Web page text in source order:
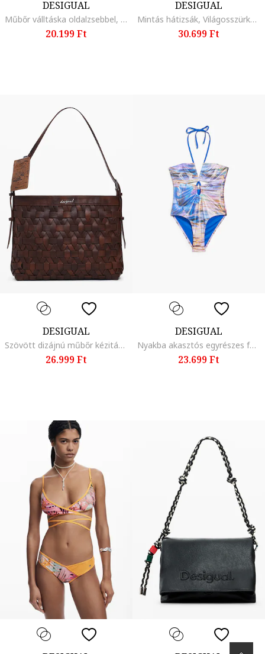
DESIGUAL
Műbőr válltáska oldalzsebbel, Karamellbarna
20.199 Ft
DESIGUAL
Mintás hátizsák, Világosszürke/Antracitszürke
30.699 Ft
DESIGUAL
Szövött dizájnú műbőr kézitáska, Barna
26.999 Ft
DESIGUAL
Nyakba akasztós egyrészes fürdőruha, Többszínű
23.699 Ft